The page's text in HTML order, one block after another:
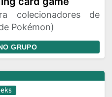
colecionadores de
Pokémon)
GRUPO